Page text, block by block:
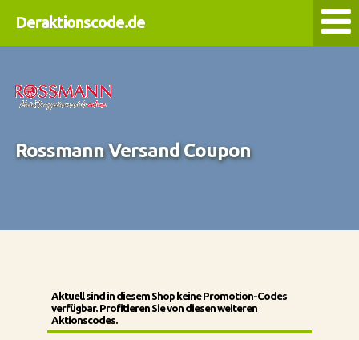
Deraktionscode.de
Rossmann Versand Coupon
Aktuell sind in diesem Shop keine Promotion-Codes
verfügbar. Profitieren Sie von diesen weiteren
Aktionscodes.